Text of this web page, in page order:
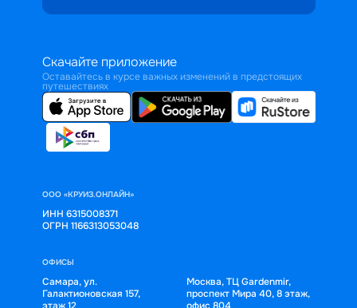
Скачайте приложение
Оставайтесь в курсе важных изменений в предстоящих
путешествиях
ООО «КРУИЗ.ОНЛАЙН»
ИНН 6315008371
ОГРН 1166313053048
ОФИСЫ
Самара, ул.
Галактионовская 157,
Москва, ТЦ Gardenmir,
проспект Мира 40, 8 этаж,